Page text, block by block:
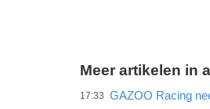
Meer artikelen in
17:33 GAZOO Racing